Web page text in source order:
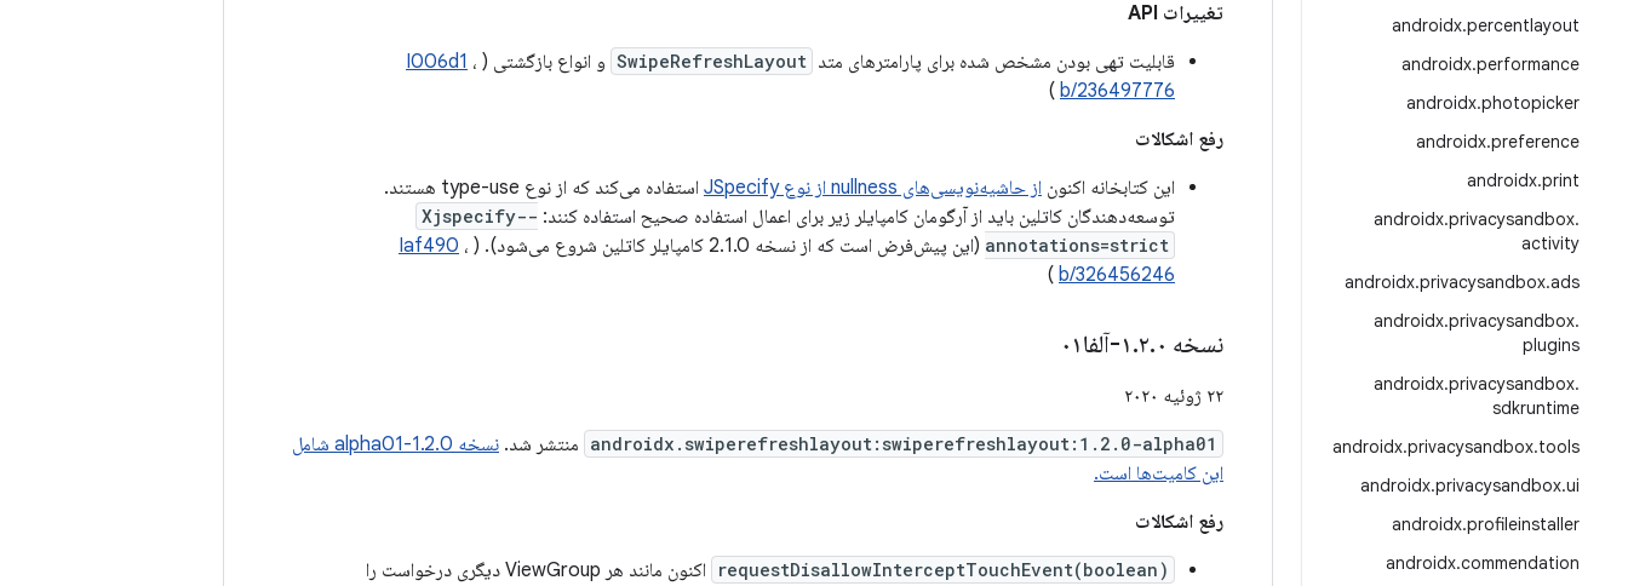
androidx.percentlayout
androidx.performance
androidx.photopicker
androidx.preference
androidx.print
androidx.privacysandbox.
activity
androidx.privacysandbox.ads
androidx.privacysandbox.
plugins
androidx.privacysandbox.
sdkruntime
androidx.privacysandbox.tools
androidx.privacysandbox.ui
androidx.profileinstaller
androidx.commendation
تغییرات API
قابلیت تهی بودن مشخص شده برای پارامترهای متد SwipeRefreshLayout و انواع بازگشتی ( I006d1 ،
b/236497776
)
رفع اشکالات
این کتابخانه اکنون از حاشیه‌نویسی‌های nullness از نوع JSpecify
استفاده می‌کند که از نوع type-use هستند.
توسعه‌دهندگان کاتلین باید از آرگومان کامپایلر زیر برای اعمال استفاده صحیح استفاده کنند:
-Xjspecify-
annotations=strict (این پیش‌فرض است که از نسخه 2.1.0 کامپایلر کاتلین شروع می‌شود). ( Iaf490 ،
b/326456246
)
نسخه ۱ .۲.۰-آلفا۰۱
۲۲ ژوئیه ۲۰۲۰
androidx.swiperefreshlayout:swiperefreshlayout:1.2.0-alpha01 منتشر شد.
نسخه 1.2.0-alpha01 شامل
این کامیت‌ها است.
رفع اشکالات
requestDisallowInterceptTouchEvent(boolean)
اکنون مانند هر ViewGroup دیگری درخواست را